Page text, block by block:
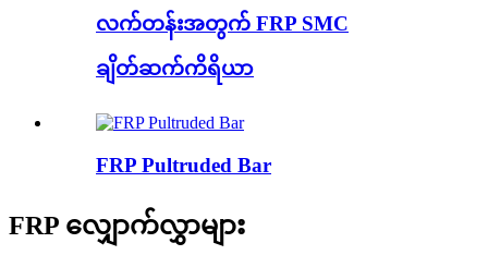
လက်တန်းအတွက် FRP SMC
ချိတ်ဆက်ကိရိယာ
FRP Pultruded Bar
FRP လျှောက်လွှာများ